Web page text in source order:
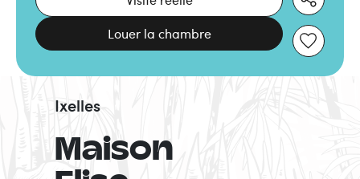
Louer la chambre
Maison
Ixelles